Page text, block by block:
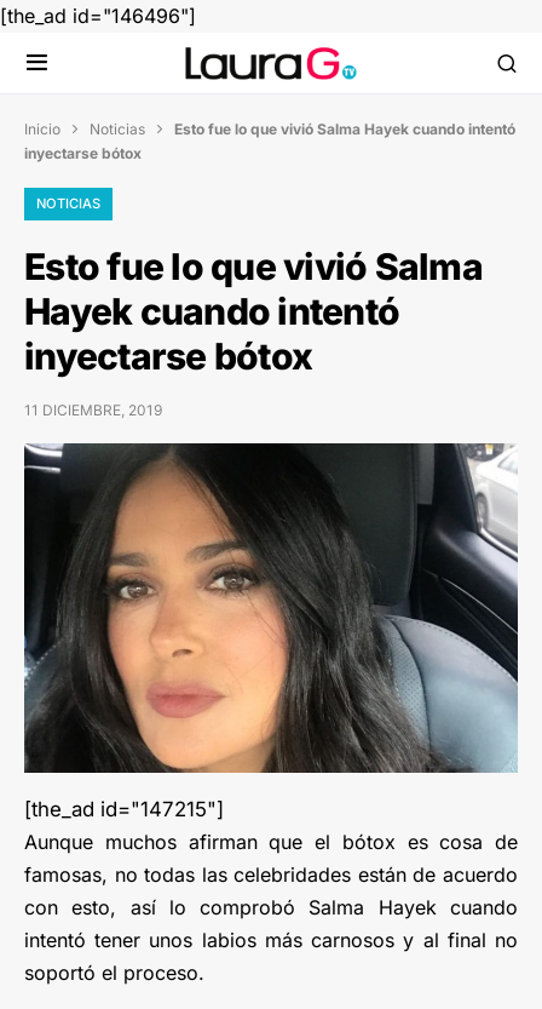
[the_ad id="146496"]
Inicio  Noticias  Esto fue lo que vivió Salma Hayek cuando intentó
inyectarse bótox
NOTICIAS
Esto fue lo que vivió Salma
Hayek cuando intentó
inyectarse bótox
11 DICIEMBRE, 2019
[the_ad id="147215"]
Aunque muchos afirman que el bótox es cosa de
famosas, no todas las celebridades están de acuerdo
con esto, así lo comprobó Salma Hayek cuando
intentó tener unos labios más carnosos y al final no
soportó el proceso.